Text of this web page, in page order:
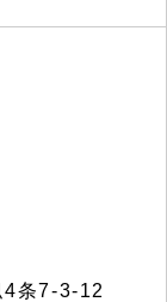
条7-3-12